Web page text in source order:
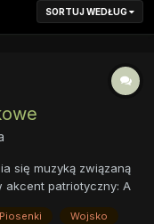
SORTUJ WEDŁUG
się muzyką związaną
akcent patriotyczny: A
Piosenki Wojsko